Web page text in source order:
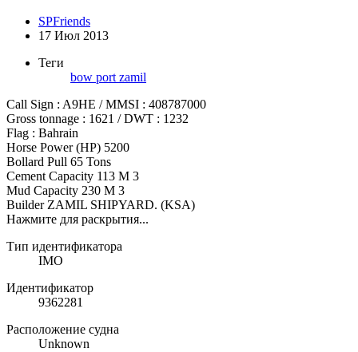
SPFriends
17 Июл 2013
Теги
bow port zamil
Call Sign : A9HE / MMSI : 408787000
Gross tonnage : 1621 / DWT : 1232
Flag : Bahrain
Horse Power (HP) 5200
Bollard Pull 65 Tons
Cement Capacity 113 M 3
Mud Capacity 230 M 3
Builder ZAMIL SHIPYARD. (KSA)
Нажмите для раскрытия...
Тип идентификатора
IMO
Идентификатор
9362281
Расположение судна
Unknown